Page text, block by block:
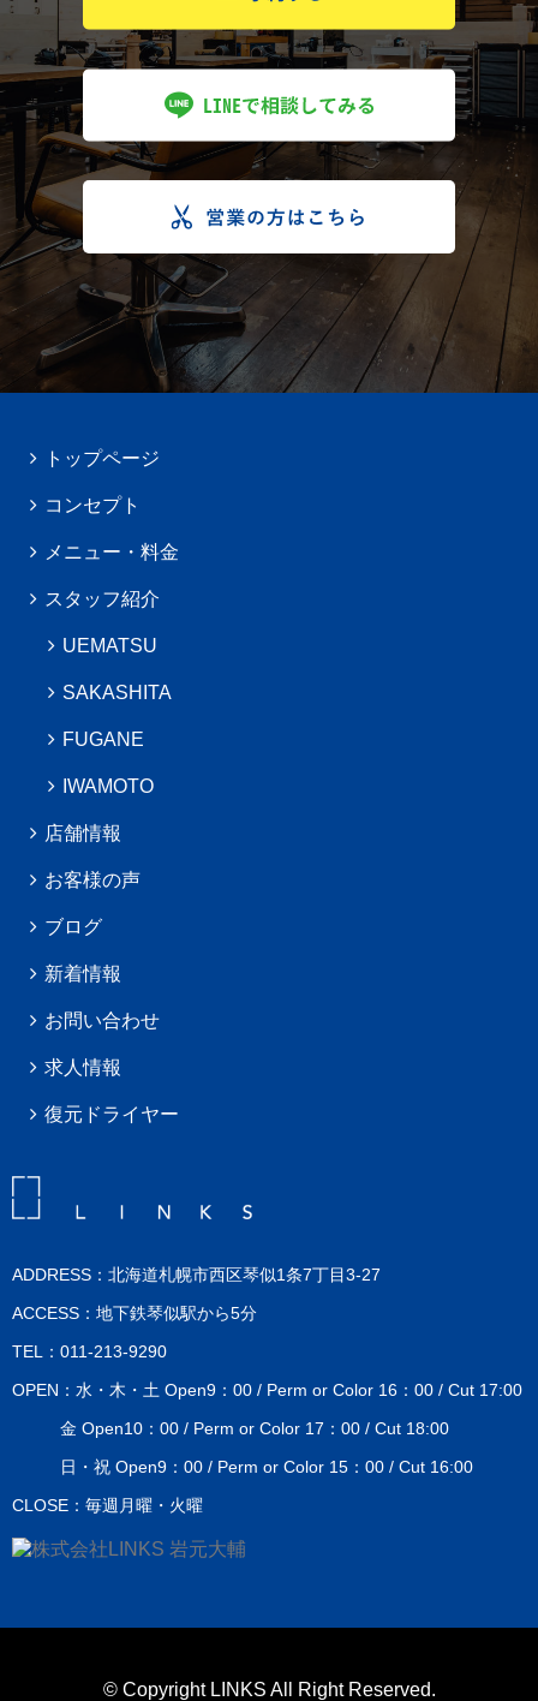
トップページ
コンセプト
メニュー・料金
スタッフ紹介
UEMATSU
SAKASHITA
FUGANE
IWAMOTO
店舗情報
お客様の声
ブログ
新着情報
お問い合わせ
求人情報
復元ドライヤー
ADDRESS：北海道札幌市西区琴似1条7丁目3-27
ACCESS：地下鉄琴似駅から5分
TEL：011-213-9290
OPEN：水・木・土 Open9：00 / Perm or Color 16：00 / Cut 17:00
金 Open10：00 / Perm or Color 17：00 / Cut 18:00
日・祝 Open9：00 / Perm or Color 15：00 / Cut 16:00
CLOSE：毎週月曜・火曜
© Copyright LINKS All Right Reserved.